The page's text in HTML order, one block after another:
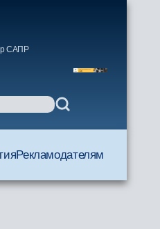
САПР
Рекламодателям